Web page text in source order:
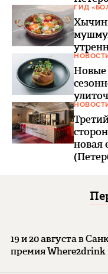
ГИД
Новые
новая
19 и 20 августа в
премия Where2drink